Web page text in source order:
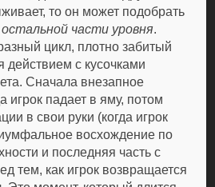
то он может подобрать
части уровня.
цикл, плотно забитый
с кусочками
Сначала внезапное
игрок падает в яму, потом
в свои руки (когда игрок
восхождение по
и последняя часть с
тем, как игрок возвращается